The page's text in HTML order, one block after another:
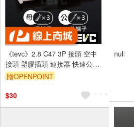
《tevc》2.8 C47 3P 接頭 空中
接頭 塑膠插頭 連接器 快速公母
端子插座 電線接頭 110型
贈OPENPOINT
$30
null